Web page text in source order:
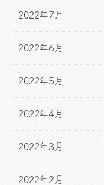
2022年7月
2022年6月
2022年5月
2022年4月
2022年3月
2022年2月